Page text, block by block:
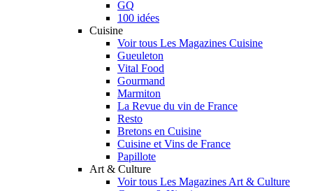
GQ
100 idées
Cuisine
Voir tous Les Magazines Cuisine
Gueuleton
Vital Food
Gourmand
Marmiton
La Revue du vin de France
Resto
Bretons en Cuisine
Cuisine et Vins de France
Papillote
Art & Culture
Voir tous Les Magazines Art & Culture